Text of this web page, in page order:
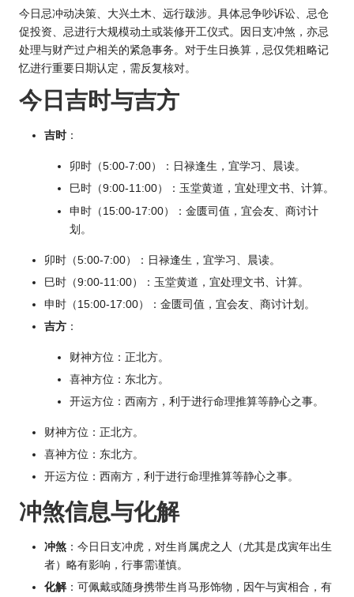
今日忌冲动决策、大兴土木、远行跋涉。具体忌争吵诉讼、忌仓
促投资、忌进行大规模动土或装修开工仪式。因日支冲煞，亦忌
处理与财产过户相关的紧急事务。对于生日换算，忌仅凭粗略记
忆进行重要日期认定，需反复核对。
今日吉时与吉方
吉时 ：
卯时（5:00-7:00）：日禄逢生，宜学习、晨读。
巳时（9:00-11:00）：玉堂黄道，宜处理文书、计算。
申时（15:00-17:00）：金匮司值，宜会友、商讨计
划。
卯时（5:00-7:00）：日禄逢生，宜学习、晨读。
巳时（9:00-11:00）：玉堂黄道，宜处理文书、计算。
申时（15:00-17:00）：金匮司值，宜会友、商讨计划。
吉方 ：
财神方位：正北方。
喜神方位：东北方。
开运方位：西南方，利于进行命理推算等静心之事。
财神方位：正北方。
喜神方位：东北方。
开运方位：西南方，利于进行命理推算等静心之事。
冲煞信息与化解
冲煞 ：今日日支冲虎，对生肖属虎之人（尤其是戊寅年出生
者）略有影响，行事需谨慎。
化解：可佩戴或随身携带生肖马形饰物，因午与寅相合，有